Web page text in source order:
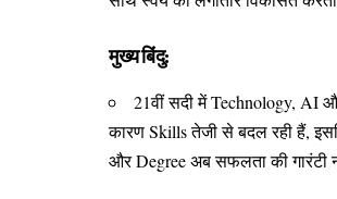
मुख्य बिंदु:
21वीं सदी में Technology, AI
कारण Skills तेजी से बदल रही हैं,
और Degree अब सफलता की गारंटी